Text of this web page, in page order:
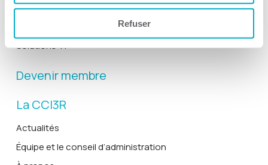
Refuser
Gusto
Solutions TI
Devenir membre
La CCI3R
Actualités
Équipe et le conseil d’administration